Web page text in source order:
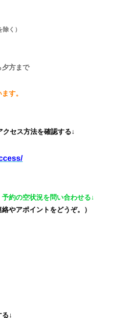
除く）
夕方まで
す。
セス方法を確認する↓
約の空状況を問い合わせる↓
やアポイントをどうぞ。）
↓